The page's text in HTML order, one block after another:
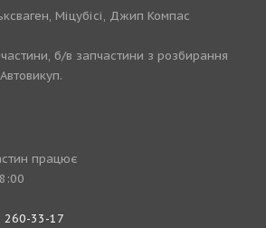
Міцубісі, Джип Компас
б/в запчастини з розбирання
працює
260-33-17